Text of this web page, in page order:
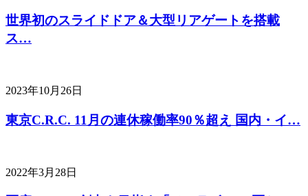
世界初のスライドドア＆大型リアゲートを搭載
ス…
2023年10月26日
東京C.R.C. 11月の連休稼働率90％超え 国内・イ…
2022年3月28日